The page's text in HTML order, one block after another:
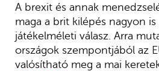
A brexit és annak
maga a brit kilépés nagyon
játékelméleti válasz. Arra
országok szempontjából az
valósítható meg a mai